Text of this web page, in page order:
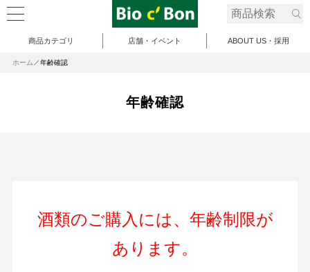
商品カテゴリ 店舗・イベント ABOUT US・採用
ホーム 年齢確認
年齢確認
酒類のご購入には、年齢制限が
あります。